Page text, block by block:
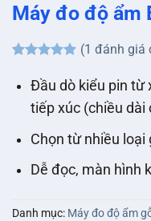
Máy đo độ ẩm
dựa trên
đánh giá
(1 đánh giá
Đầu dò kiểu pin từ
tiếp xúc (chiều dài
Chọn từ nhiều loại
Dễ đọc, màn hình
Danh mục: Máy đo độ ẩm